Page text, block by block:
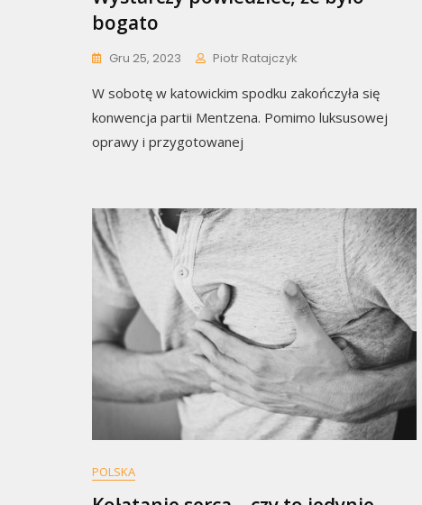
bogato
Gru 25, 2023 Piotr Ratajczyk
W sobotę w katowickim spodku zakończyła się
konwencja partii Mentzena. Pomimo luksusowej
oprawy i przygotowanej
POLSKA